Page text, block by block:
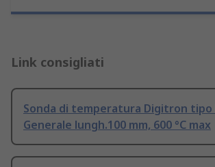
Link consigliati
Sonda di temperatura Digitron tipo
Generale lungh.100 mm, 600 °C max